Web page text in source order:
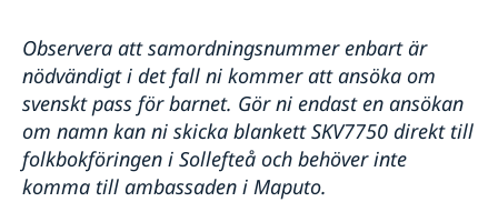
Observera att samordningsnummer enbart är
nödvändigt i det fall ni kommer att ansöka om
svenskt pass för barnet. Gör ni endast en ansökan
om namn kan ni skicka blankett SKV7750 direkt till
folkbokföringen i Sollefteå och behöver inte
komma till ambassaden i Maputo.